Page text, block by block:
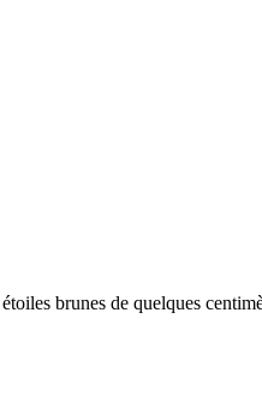
brunes de quelques